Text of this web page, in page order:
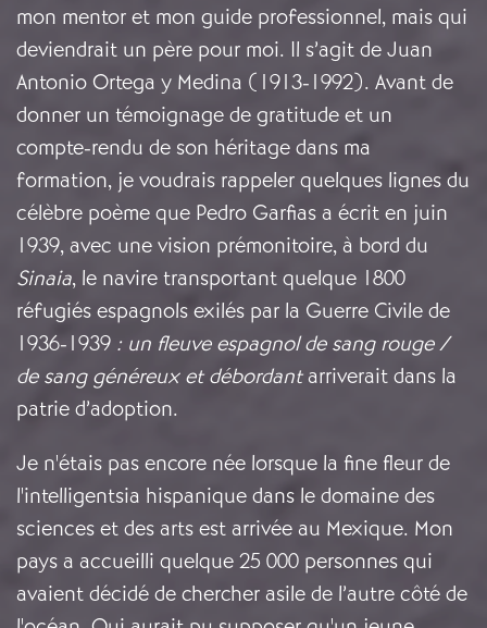
mon mentor et mon guide professionnel, mais qui
deviendrait un père pour moi. Il s’agit de Juan
Antonio Ortega y Medina (1913-1992). Avant de
donner un témoignage de gratitude et un
compte-rendu de son héritage dans ma
formation, je voudrais rappeler quelques lignes du
célèbre poème que Pedro Garfias a écrit en juin
1939, avec une vision prémonitoire, à bord du
Sinaia, le navire transportant quelque 1800
réfugiés espagnols exilés par la Guerre Civile de
1936-1939 : un fleuve espagnol de sang rouge /
de sang généreux et débordantarriverait dans la
patrie d’adoption.
Je n'étais pas encore née lorsque la fine fleur de
l'intelligentsia hispanique dans le domaine des
sciences et des arts est arrivée au Mexique. Mon
pays a accueilli quelque 25 000 personnes qui
avaient décidé de chercher asile de l’autre côté de